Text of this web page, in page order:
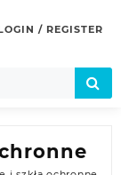
/ REGISTER